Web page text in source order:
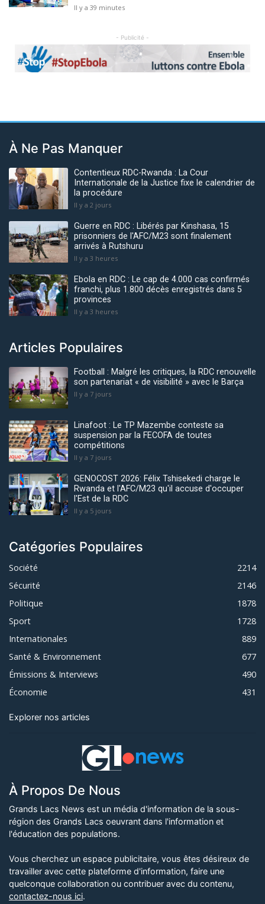
Il y a 39 minutes
- Publicité -
Previous Next
À Ne Pas Manquer
Contentieux RDC-Rwanda : La Cour
Internationale de la Justice fixe le calendrier de
la procédure
Il y a 2 jours
Guerre en RDC : Libérés par Kinshasa, 15
prisonniers de l'AFC/M23 sont finalement
arrivés à Rutshuru
Il y a 3 heures
Ebola en RDC : Le cap de 4.000 cas confirmés
franchi, plus 1.800 décès enregistrés dans 5
provinces
Il y a 3 heures
Articles Populaires
Football : Malgré les critiques, la RDC renouvelle
son partenariat « de visibilité » avec le Barça
Il y a 7 jours
Linafoot : Le TP Mazembe conteste sa
suspension par la FECOFA de toutes
compétitions
Il y a 7 jours
GENOCOST 2026: Félix Tshisekedi charge le
Rwanda et l'AFC/M23 qu'il accuse d'occuper
l'Est de la RDC
Il y a 5 jours
Catégories Populaires
Société
2214
Sécurité
2146
Politique
1878
Sport
1728
Internationales
889
Santé & Environnement
677
Émissions & Interviews
490
Économie
431
Explorer nos articles
À Propos De Nous
Grands Lacs News est un média d'information de la sous-
région des Grands Lacs oeuvrant dans l'information et
l'éducation des populations.
Vous cherchez un espace publicitaire, vous êtes désireux de
travailler avec cette plateforme d'information, faire une
quelconque collaboration ou contribuer avec du contenu,
contactez-nous ici.